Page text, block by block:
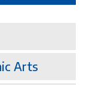
Arts